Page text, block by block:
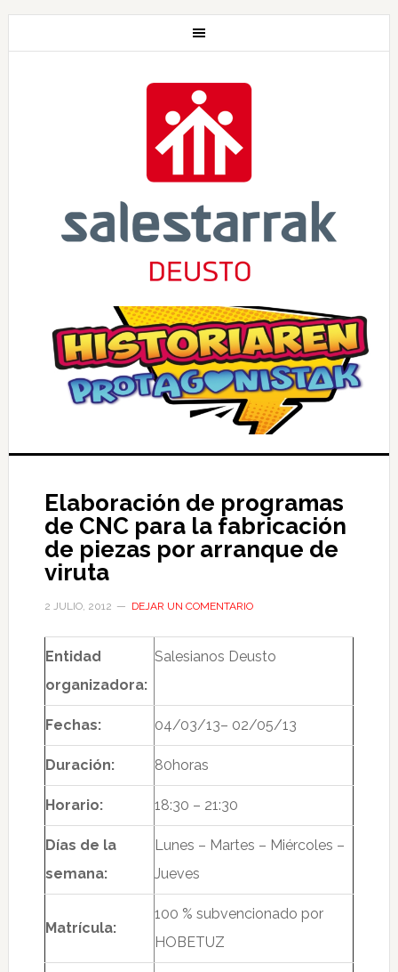
Elaboración de programas
de CNC para la fabricación
de piezas por arranque de
viruta
2 JULIO, 2012 DEJAR UN COMENTARIO
Entidad
organizadora:
Salesianos Deusto
Fechas: 04/03/13– 02/05/13
Duración: 80horas
Horario: 18:30 – 21:30
Días de la
semana:
Lunes – Martes – Miércoles –
Jueves
Matrícula:
100 % subvencionado por
HOBETUZ